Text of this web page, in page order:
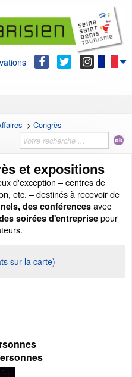
> Congrès
et expositions
d'exception – centres de
etc. – destinés à recevoir de
des conférencesavec
soirées d'entreprise pour
sur la carte)